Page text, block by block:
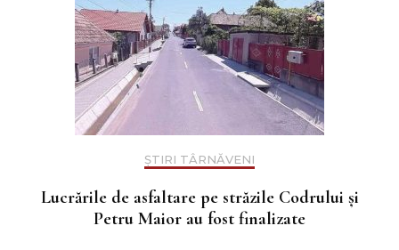
ȘTIRI TÂRNĂVENI
Lucrările de asfaltare pe străzile Codrului și
Petru Maior au fost finalizate